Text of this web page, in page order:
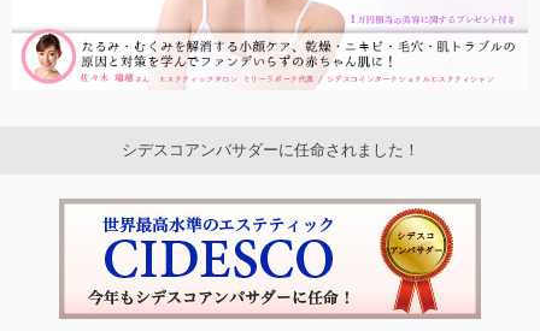
シデスコアンバサダーに任命されました！